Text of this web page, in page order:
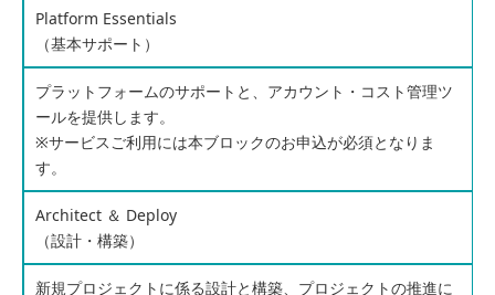
Platform Essentials
（基本サポート）
プラットフォームのサポートと、アカウント・コスト管理ツ
ールを提供します。
※サービスご利用には本ブロックのお申込が必須となりま
す。
Architect ＆ Deploy
（設計・構築）
新規プロジェクトに係る設計と構築、プロジェクトの推進に